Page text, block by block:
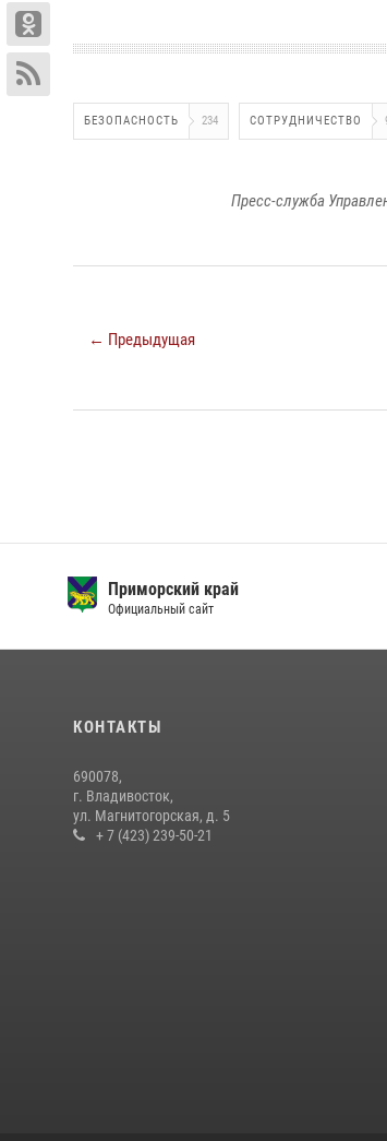
БЕЗОПАСНОСТЬ 234 СОТРУДНИЧЕСТВО
Пресс-служба
← Предыдущая
Приморский край
Официальный сайт
КОНТАКТЫ
690078,
г. Владивосток,
ул. Магнитогорская, д. 5
+ 7 (423) 239-50-21